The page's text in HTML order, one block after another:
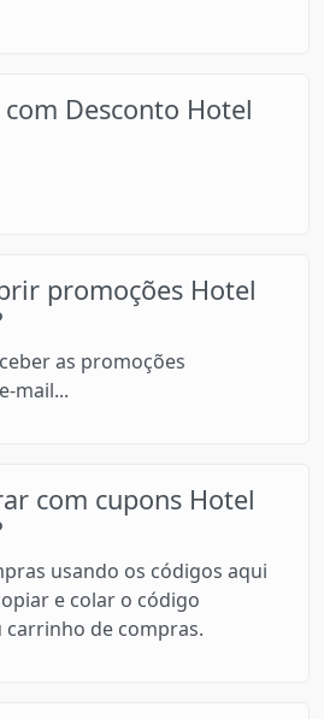
Desconto Hotel
promoções Hotel
as promoções
mail...
com cupons Hotel
usando os códigos aqui
e colar o código
de compras.